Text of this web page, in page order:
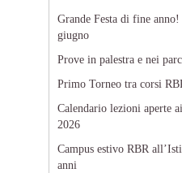
Grande Festa di fine
giugno
Prove in palestra e nei
Primo Torneo tra corsi
Calendario lezioni aperte
2026
Campus estivo RBR
anni